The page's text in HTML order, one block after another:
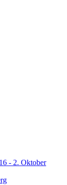
- 2. Oktober